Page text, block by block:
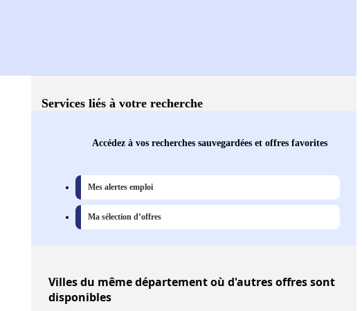
Services liés à votre recherche
Accédez à vos recherches sauvegardées et offres favorites
Mes alertes emploi
Ma sélection d’offres
Villesdu même département où d'autres offres sont
disponibles